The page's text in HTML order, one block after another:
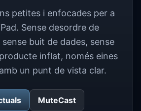
petites i enfocades per a
Sense desordre de
buit de dades, sense
inflat, només eines
un punt de vista clar.
MuteCast